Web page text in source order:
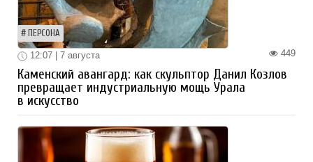
ПЕРСОНА
449
12:07 | 7 августа
Каменский авангард: как скульптор Данил Козлов
превращает индустриальную мощь Урала
в искусство